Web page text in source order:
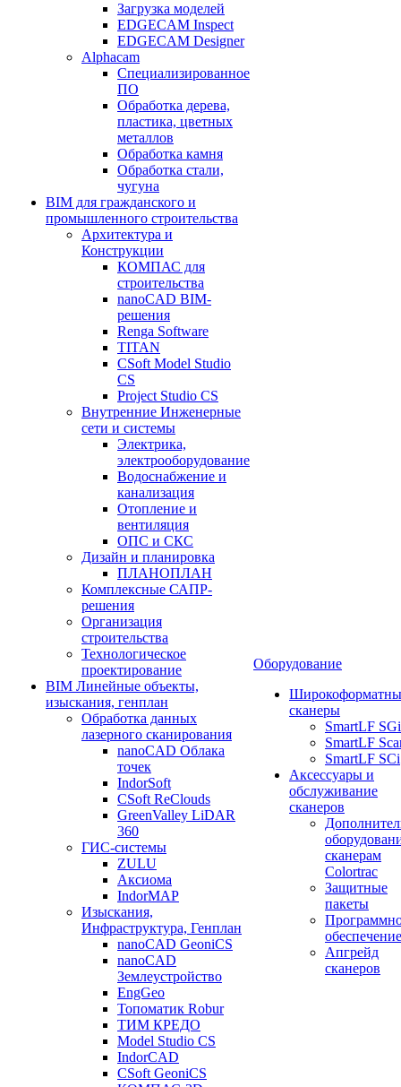
Загрузка моделей
EDGECAM Inspect
EDGECAM Designer
Alphacam
Специализированное
ПО
Обработка дерева,
пластика, цветных
металлов
Обработка камня
Обработка стали,
чугуна
BIM для гражданского и
промышленного строительства
Архитектура и
Конструкции
КОМПАС для
строительства
nanoCAD BIM-
решения
Renga Software
TITAN
CSoft Model Studio
CS
Project Studio CS
Внутренние Инженерные
сети и системы
Электрика,
электрооборудование
Водоснабжение и
канализация
Отопление и
вентиляция
ОПС и СКС
Дизайн и планировка
ПЛАНОПЛАН
Комплексные САПР-
решения
Организация
строительства
Технологическое
проектирование
BIM Линейные объекты,
изыскания, генплан
Обработка данных
лазерного сканирования
nanoCAD Облака
точек
IndorSoft
CSoft ReClouds
GreenValley LiDAR
360
ГИС-системы
ZULU
Аксиома
IndorMAP
Изыскания,
Инфраструктура, Генплан
nanoCAD GeoniCS
nanoCAD
Землеустройство
EngGeo
Топоматик Robur
ТИМ КРЕДО
Model Studio CS
IndorCAD
CSoft GeoniCS
Оборудование
сканеры
SmartLF SGi
SmartLF
SmartLF SCi
Аксессуары и
обслуживание
сканеров
сканерам
Colortrac
Защитные
пакеты
обеспечение
Апгрейд
сканеров